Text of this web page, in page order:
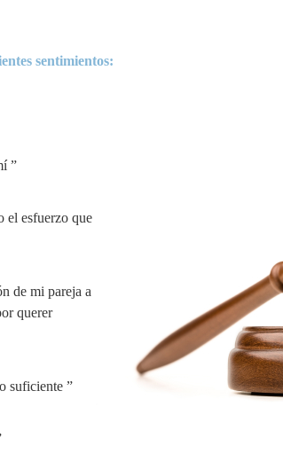
sentimientos:
”
el esfuerzo que
de mi pareja a
querer
suficiente ”